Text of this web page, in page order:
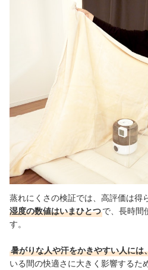
蒸れにくさの検証では、高評価は得
湿度の数値はいまひとつで、長時間
す。
暑がりな人や汗をかきやすい人には
いる間の快適さに大きく影響するた